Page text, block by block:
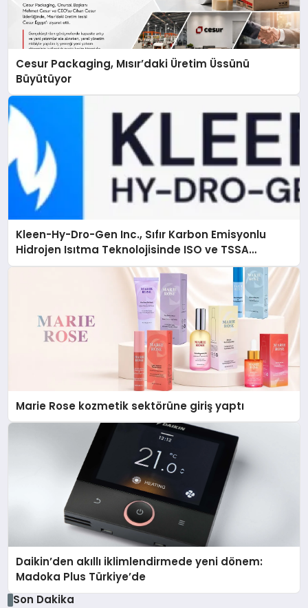
Cesur Packaging, Mısır’daki Üretim Üssünü
Büyütüyor
Kleen-Hy-Dro-Gen Inc., Sıfır Karbon Emisyonlu
Hidrojen Isıtma Teknolojisinde ISO ve TSSA
Düzenleyici Onaylarını Aldı
Marie Rose kozmetik sektörüne giriş yaptı
Daikin’den akıllı iklimlendirmede yeni dönem:
Madoka Plus Türkiye’de
Son Dakika